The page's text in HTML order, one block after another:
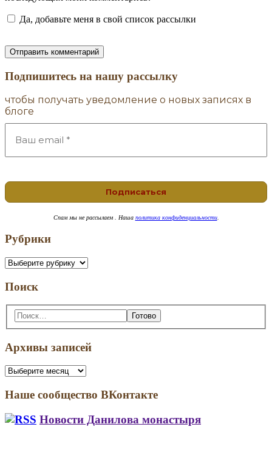
Да, добавьте меня в свой список рассылки
Подпишитесь на нашу рассылку
чтобы получать уведомление о новых записях в
блоге
Спам мы не рассылаем . Наша политика конфиденциальности.
Рубрики
Рубрики
Поиск
Поиск:
Архивы записей
Архивы
Наше сообщество ВКонтакте
Новости Данилова монастыря